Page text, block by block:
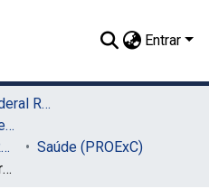
Entrar
01. Universidade Federal Rural de Pernambuco - UFRPE (Sede)
01.5 - Pró-Reitoria de Extensão, Cultura e Cidadania (PROExC)
Projetos de Extensão (PROExC)
Saúde (PROExC)
Educação preventiva contra gravidez na adolescência em escolas da Região Metropolitana do Recife